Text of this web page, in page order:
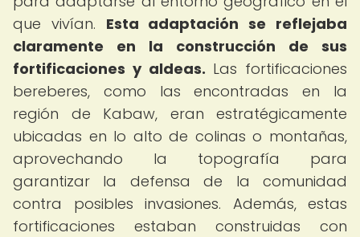
que vivían. Esta adaptación se reflejaba
claramente en la construcción de sus
fortificaciones y aldeas. Las fortificaciones
bereberes, como las encontradas en la
región de Kabaw, eran estratégicamente
ubicadas en lo alto de colinas o montañas,
aprovechando la topografía para
garantizar la defensa de la comunidad
contra posibles invasiones. Además, estas
fortificaciones estaban construidas con